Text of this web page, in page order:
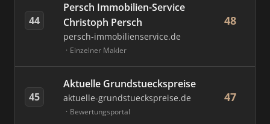
44
Persch Immobilien-Service
Christoph Persch
persch-immobilienservice.de
Einzelner Makler
48
45
Aktuelle Grundstueckspreise
aktuelle-grundstueckspreise.de
Bewertungsportal
47